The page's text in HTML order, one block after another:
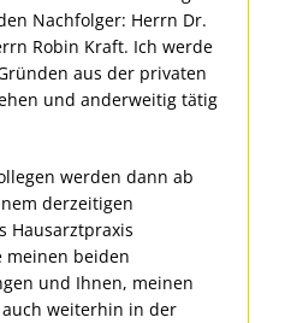
Nachfolger: Herrn Dr.
Robin Kraft. Ich werde
aus der privaten
und anderweitig tätig
werden dann ab
derzeitigen
Hausarztpraxis
meinen beiden
und Ihnen, meinen
auch weiterhin in der